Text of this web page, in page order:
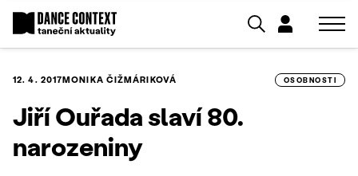
12. 4. 2017MONIKA ČIŽMÁRIKOVÁ OSOBNOSTI
Jiří Ouřada slaví 80.
narozeniny